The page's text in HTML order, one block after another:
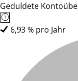
Geduldete
6,93 % pro Jahr